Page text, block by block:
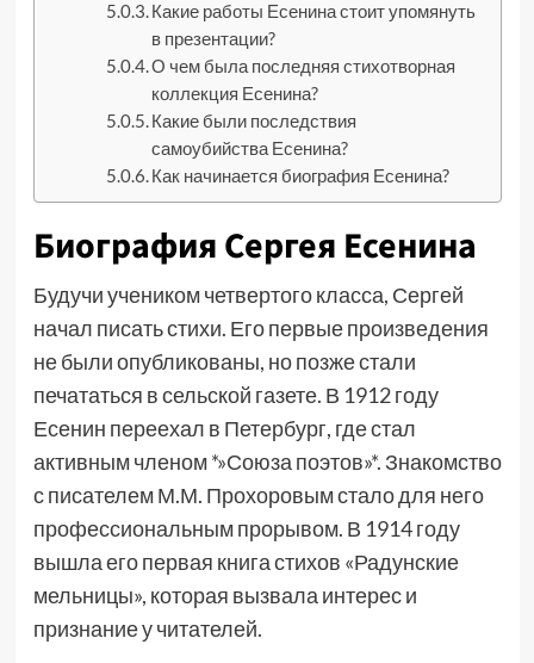
Какие работы Есенина стоит упомянуть
в презентации?
О чем была последняя стихотворная
коллекция Есенина?
Какие были последствия
самоубийства Есенина?
Как начинается биография Есенина?
Биография Сергея Есенина
Будучи учеником четвертого класса, Сергей
начал писать стихи. Его первые произведения
не были опубликованы, но позже стали
печататься в сельской газете. В 1912 году
Есенин переехал в Петербург, где стал
активным членом *»Союза поэтов»*. Знакомство
с писателем М.М. Прохоровым стало для него
профессиональным прорывом. В 1914 году
вышла его первая книга стихов «Радунские
мельницы», которая вызвала интерес и
признание у читателей.